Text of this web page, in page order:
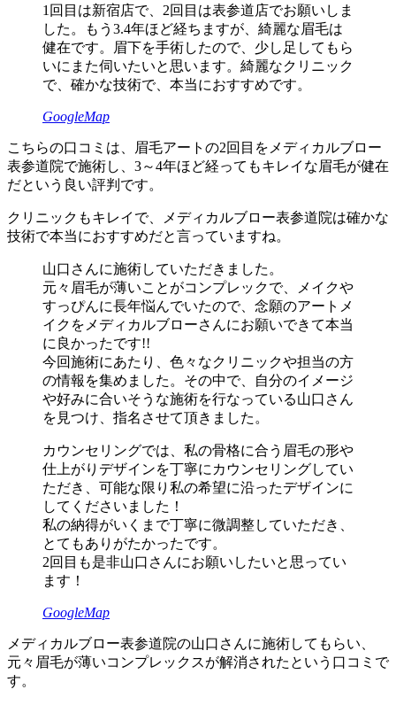
1回目は新宿店で、2回目は表参道店でお願いしま
した。もう3.4年ほど経ちますが、綺麗な眉毛は
健在です。眉下を手術したので、少し足してもら
いにまた伺いたいと思います。綺麗なクリニック
で、確かな技術で、本当におすすめです。
GoogleMap
こちらの口コミは、眉毛アートの2回目をメディカルブロー
表参道院で施術し、3～4年ほど経ってもキレイな眉毛が健在
だという良い評判です。
クリニックもキレイで、メディカルブロー表参道院は確かな
技術で本当におすすめだと言っていますね。
山口さんに施術していただきました。
元々眉毛が薄いことがコンプレックで、メイクや
すっぴんに長年悩んでいたので、念願のアートメ
イクをメディカルブローさんにお願いできて本当
に良かったです!!
今回施術にあたり、色々なクリニックや担当の方
の情報を集めました。その中で、自分のイメージ
や好みに合いそうな施術を行なっている山口さん
を見つけ、指名させて頂きました。
カウンセリングでは、私の骨格に合う眉毛の形や
仕上がりデザインを丁寧にカウンセリングしてい
ただき、可能な限り私の希望に沿ったデザインに
してくださいました！
私の納得がいくまで丁寧に微調整していただき、
とてもありがたかったです。
2回目も是非山口さんにお願いしたいと思ってい
ます！
GoogleMap
メディカルブロー表参道院の山口さんに施術してもらい、
元々眉毛が薄いコンプレックスが解消されたという口コミで
す。